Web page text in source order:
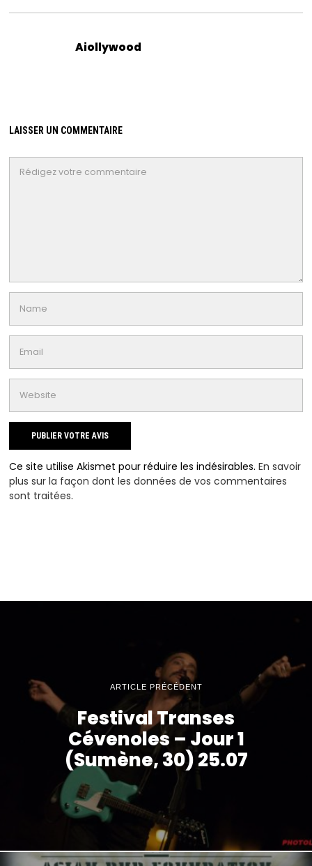
Aiollywood
plus sur la façon dont les données de vos commentaires
sont traitées.
ARTICLE PRÉCÉDENT
Festival Transes
Cévenoles – Jour 1
(Sumène, 30) 25.07